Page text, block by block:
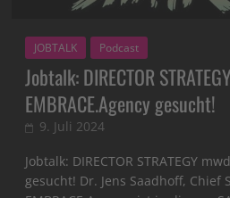
JOBTALK Podcast
Jobtalk: DIRECTOR
EMBRACE.Agency gesucht!
9. Juli 2024
Jobtalk: DIRECTOR STRATEGY
gesucht! Dr. Jens Saadhoff, Chief